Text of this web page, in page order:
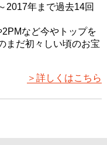
2017年まで過去14回
など今やトップを
まだ初々しい頃のお宝
＞詳しくはこちら